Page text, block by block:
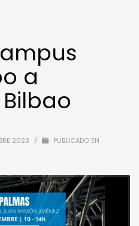
a
2023 /
PUBLICADO EN